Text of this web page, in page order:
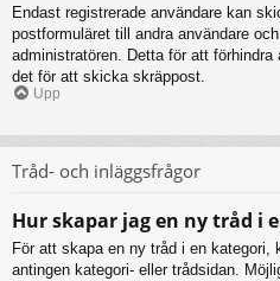
Endast registrerade användare kan
postformuläret till andra användare
administratören. Detta för att
det för att skicka skräppost.
Upp
Tråd- och inläggsfrågor
Hur skapar jag en ny tråd i
För att skapa en ny tråd i en kategori,
antingen kategori- eller trådsidan.